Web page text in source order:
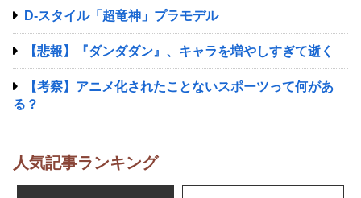
D-スタイル「超竜神」プラモデル
【悲報】『ダンダダン』、キャラを増やしすぎて逝く
【考察】アニメ化されたことないスポーツって何があ
る？
人気記事ランキング